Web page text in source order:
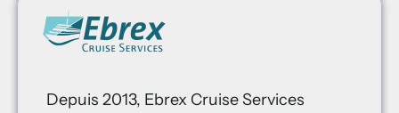
Depuis 2013, Ebrex Cruise Services